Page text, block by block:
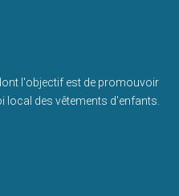
l'objectif est de promouvoir
local des vêtements d'enfants.